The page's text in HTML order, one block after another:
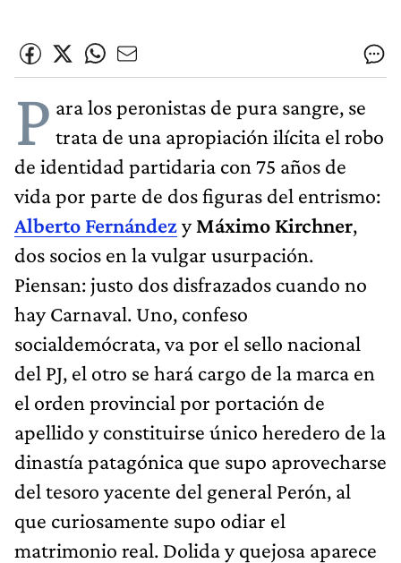
P ara los peronistas de pura sangre, se
trata de una apropiación ilícita el robo
de identidad partidaria con 75 años de
vida por parte de dos figuras del entrismo:
Alberto FernándezyMáximo Kirchner,
dos socios en la vulgar usurpación.
Piensan: justo dos disfrazados cuando no
hay Carnaval. Uno, confeso
socialdemócrata, va por el sello nacional
del PJ, el otro se hará cargo de la marca en
el orden provincial por portación de
apellido y constituirse único heredero de la
dinastía patagónica que supo aprovecharse
del tesoro yacente del general Perón, al
que curiosamente supo odiar el
matrimonio real. Dolida y quejosa aparece